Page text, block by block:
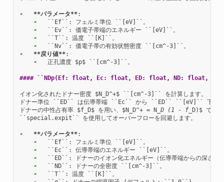
- **パラメータ**
-
-
-
-
-
**戻り値**
-
  正孔濃度 $p$ ``[cm^-3]``。
#### ``NDp(Ef: float, Ec: float, ED: float, ND: float,
イオン化されたドナー密度 $N_D^+$ ``[cm^-3]`` を計算します。
ドナー準位 ``ED`` は伝導帯端 ``Ec`` から ``ED`` ``[eV]`` 下に
ドナーの中性占有率 $f_D$ を用い、$N_D^+ = N_D (1 - f_ D)$ でイオ
``special.expit`` を使用してオーバーフローを回避します。
- **パラメータ**
-
-
-
-
-